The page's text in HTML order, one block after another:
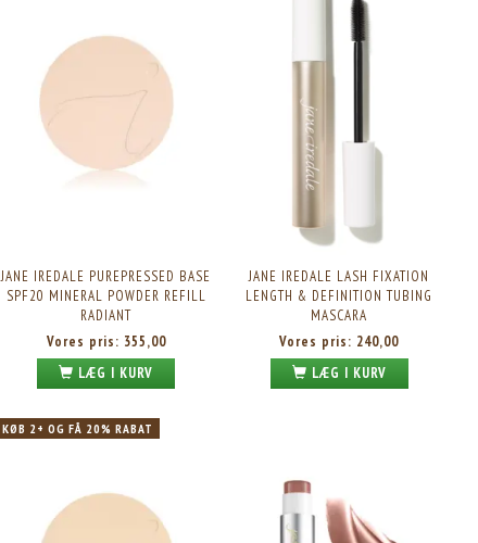
JANE IREDALE PUREPRESSED BASE
SPF20 MINERAL POWDER REFILL
RADIANT
Vores pris: 355,00
LÆG I KURV
JANE IREDALE LASH FIXATION
LENGTH & DEFINITION TUBING
MASCARA
Vores pris: 240,00
LÆG I KURV
KØB 2+ OG FÅ 20% RABAT